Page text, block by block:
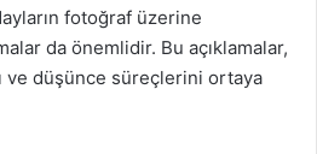
fotoğraf üzerine
da önemlidir. Bu açıklamalar,
ve düşünce süreçlerini ortaya